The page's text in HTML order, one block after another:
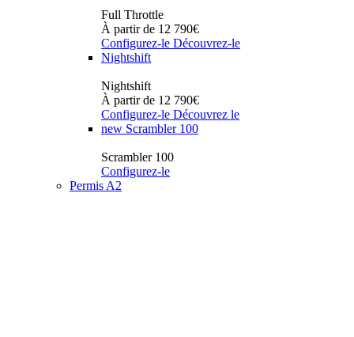
Full Throttle
À partir de 12 790€
Configurez-le Découvrez-le
Nightshift
Nightshift
À partir de 12 790€
Configurez-le Découvrez le
new Scrambler 100
Scrambler 100
Configurez-le
Permis A2